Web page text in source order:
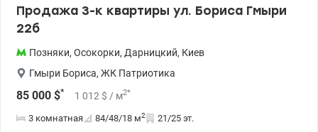
Продажа 3-к квартиры ул. Бориса Гмыри
22б
Позняки, Осокорки, Дарницкий, Киев
Гмыри Бориса, ЖК Патриотика
85 000 $* 1 012 $ / м2*
3 комнатная 84/48/18 м2 21/25 эт.